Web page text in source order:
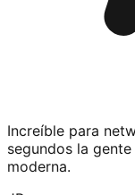
Increíble para
segundos la
moderna.